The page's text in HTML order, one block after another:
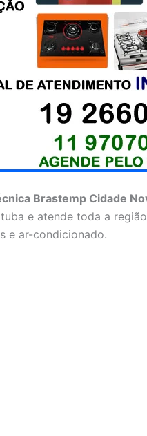
Brastemp Cidade
e atende toda a
e ar-condicionado.